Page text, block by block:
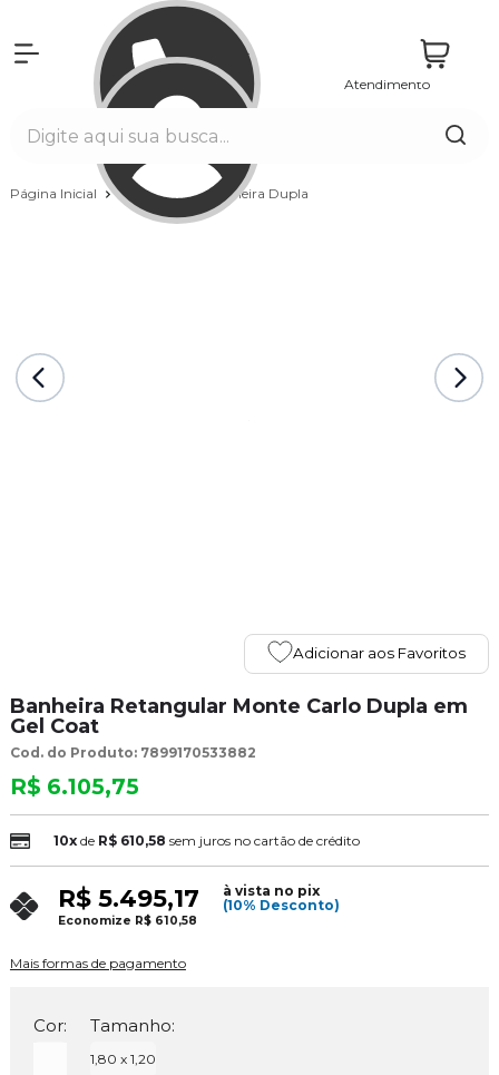
Atendimento
Página Inicial Banheiras Banheira Dupla
Adicionar aos Favoritos
Banheira Retangular Monte Carlo Dupla em
Gel Coat
Cod. do Produto: 7899170533882
R$ 6.105,75
10xde R$ 610,58 sem juros no cartão de crédito
R$ 5.495,17
à vista no pix
(10% Desconto)
Economize R$ 610,58
Mais formas de pagamento
Cor: Tamanho:
1,80 x 1,20